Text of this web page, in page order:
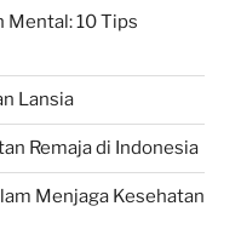
Mental: 10 Tips
Lansia
Remaja di Indonesia
Menjaga Kesehatan